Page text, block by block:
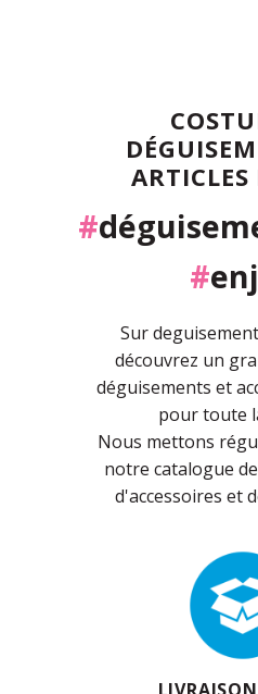
ARTICLES
#
#
Sur
découvrez un
déguisements et
pour toute
Nous mettons
notre catalogue
d'accessoires et